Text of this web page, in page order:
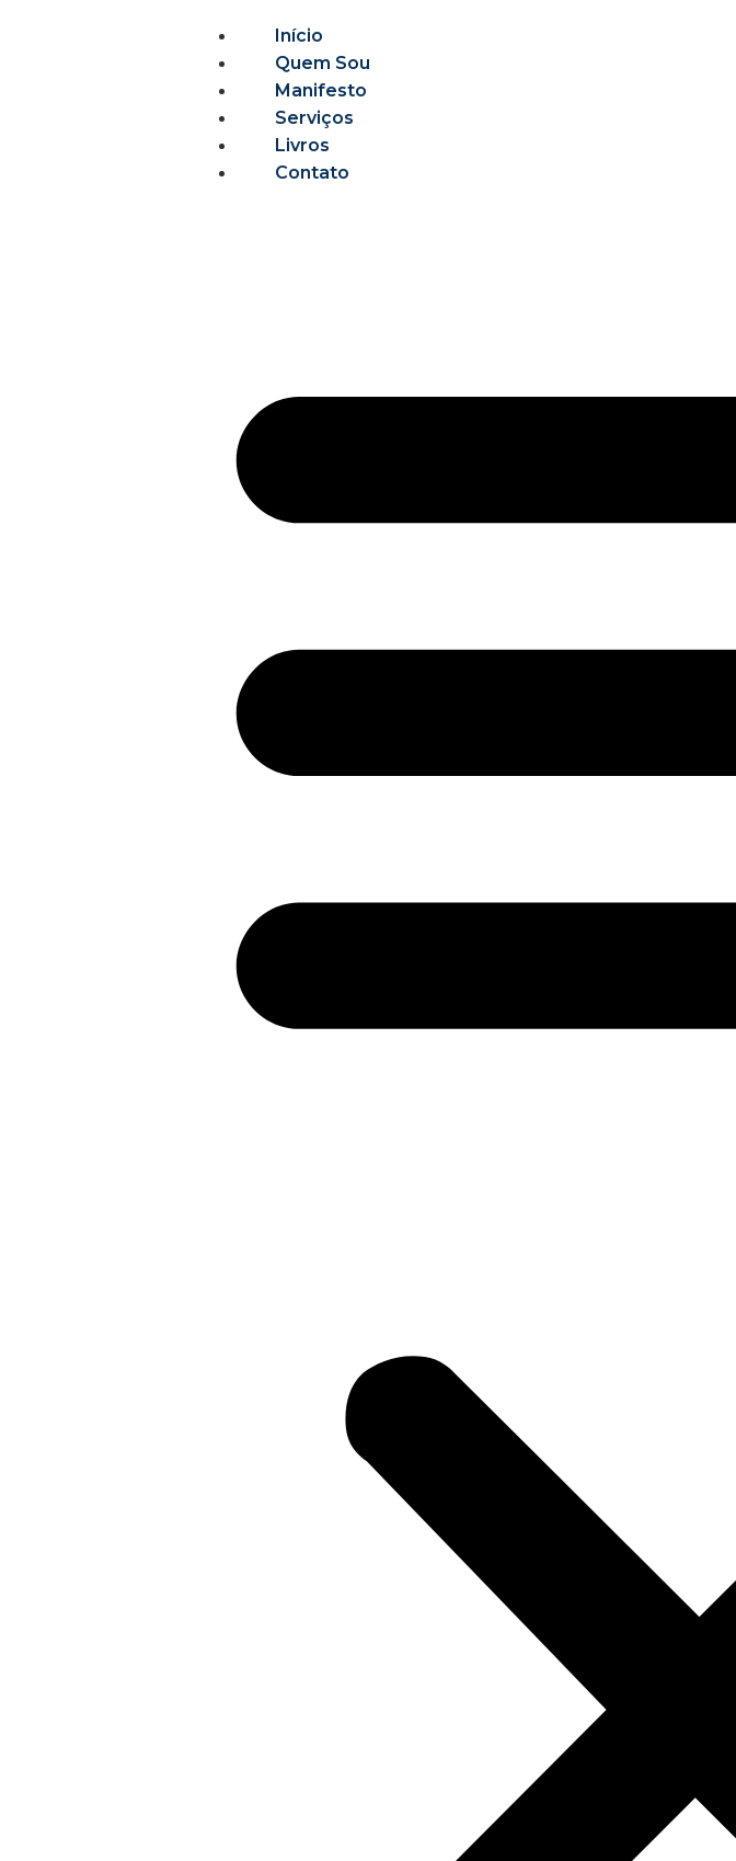
Início
Quem Sou
Manifesto
Serviços
Livros
Contato